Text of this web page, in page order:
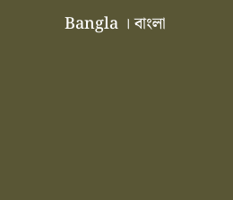
Skip to main content
Skip to header right navigation
Skip to site footer
Bangla । বাংলা